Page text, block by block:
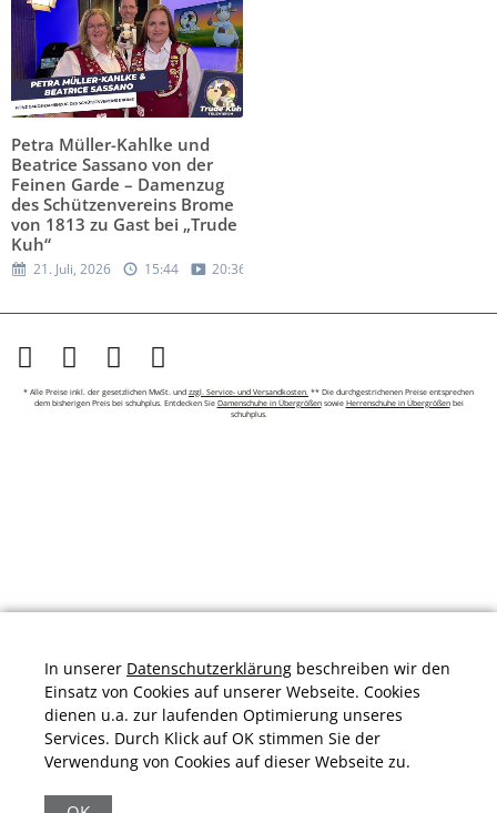
Petra Müller-Kahlke und
Beatrice Sassano von der
Feinen Garde – Damenzug
des Schützenvereins Brome
von 1813 zu Gast bei „Trude
Kuh“
21. Juli, 2026 15:44 20:36
* Alle Preise inkl. der gesetzlichen MwSt. und zzgl. Service- und Versandkosten. ** Die durchgestrichenen Preise entsprechen
dem bisherigen Preis bei schuhplus. Entdecken Sie Damenschuhe in Übergrößensowie Herrenschuhe in Übergrößenbei
schuhplus.
In unserer Datenschutzerklärung beschreiben wir den
Einsatz von Cookies auf unserer Webseite. Cookies
dienen u.a. zur laufenden Optimierung unseres
Services. Durch Klick auf OK stimmen Sie der
Verwendung von Cookies auf dieser Webseite zu.